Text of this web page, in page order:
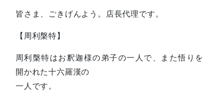
皆さま、ごきげんよう。店長代理です。
【周利槃特】
周利槃特はお釈迦様の弟子の一人で、また悟りを
開かれた十六羅漢の
一人です。